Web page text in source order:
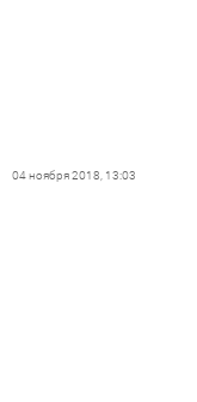
04 ноября 2018, 13:03